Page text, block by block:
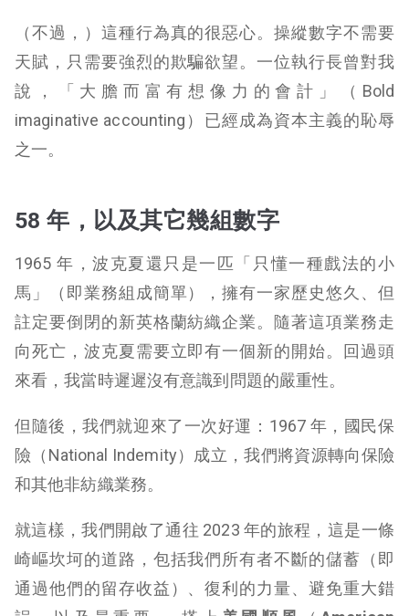
（不過，）這種行為真的很惡心。操縱數字不需要
天賦，只需要強烈的欺騙欲望。一位執行長曾對我
說，「大膽而富有想像力的會計」（Bold
imaginative accounting）已經成為資本主義的恥辱
之一。
58 年，以及其它幾組數字
1965 年，波克夏還只是一匹「只懂一種戲法的小
馬」（即業務組成簡單），擁有一家歷史悠久、但
註定要倒閉的新英格蘭紡織企業。隨著這項業務走
向死亡，波克夏需要立即有一個新的開始。回過頭
來看，我當時遲遲沒有意識到問題的嚴重性。
但隨後，我們就迎來了一次好運：1967 年，國民保
險（National Indemity）成立，我們將資源轉向保險
和其他非紡織業務。
就這樣，我們開啟了通往 2023 年的旅程，這是一條
崎嶇坎坷的道路，包括我們所有者不斷的儲蓄（即
通過他們的留存收益）、復利的力量、避免重大錯